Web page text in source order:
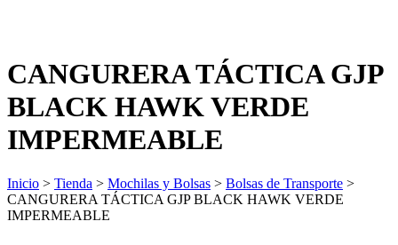
CANGURERA TÁCTICA GJP
BLACK HAWK VERDE
IMPERMEABLE
Inicio > Tienda > Mochilas y Bolsas > Bolsas de Transporte >
CANGURERA TÁCTICA GJP BLACK HAWK VERDE
IMPERMEABLE